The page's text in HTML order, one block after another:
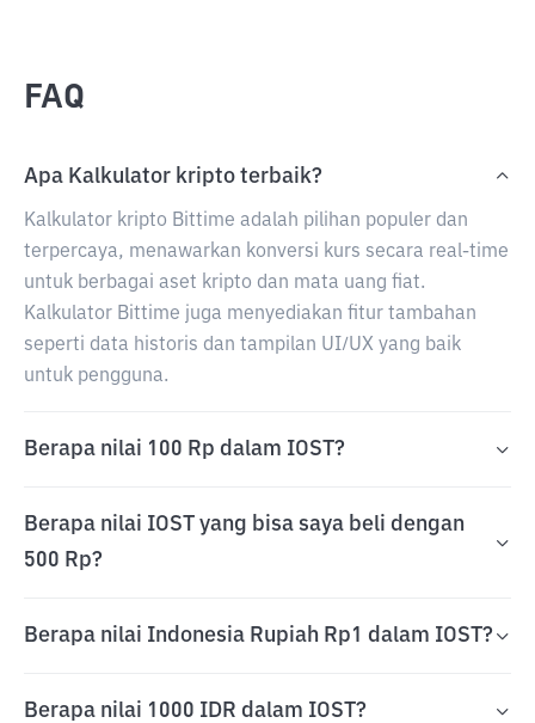
FAQ
Apa Kalkulator kripto terbaik?
Kalkulator kripto Bittime adalah pilihan populer dan
terpercaya, menawarkan konversi kurs secara real-time
untuk berbagai aset kripto dan mata uang fiat.
Kalkulator Bittime juga menyediakan fitur tambahan
seperti data historis dan tampilan UI/UX yang baik
untuk pengguna.
Berapa nilai 100 Rp dalam IOST?
Berapa nilai IOST yang bisa saya beli dengan
500 Rp?
Berapa nilai Indonesia Rupiah Rp1 dalam IOST?
Berapa nilai 1000 IDR dalam IOST?